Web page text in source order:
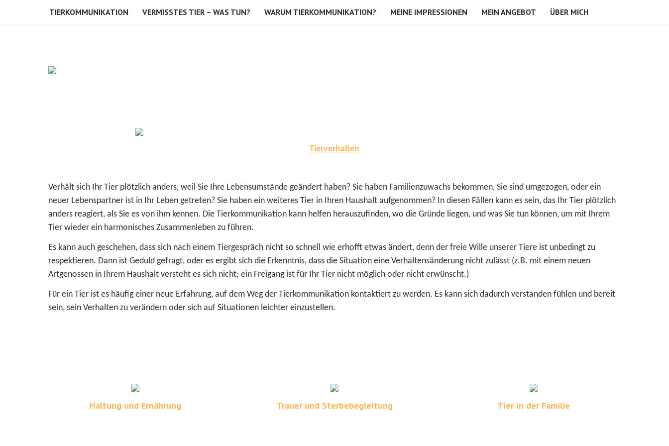
TIERKOMMUNIKATION VERMISSTES TIER – WAS TUN? WARUM TIERKOMMUNIKATION? MEINE IMPRESSIONEN MEIN ANGEBOT ÜBER MICH
Tierverhalten
Verhält sich Ihr Tier plötzlich anders, weil Sie Ihre Lebensumstände geändert haben? Sie haben Familienzuwachs bekommen, Sie sind umgezogen, oder ein
neuer Lebenspartner ist in Ihr Leben getreten? Sie haben ein weiteres Tier in Ihren Haushalt aufgenommen? In diesen Fällen kann es sein, das Ihr Tier plötzlich
anders reagiert, als Sie es von ihm kennen. Die Tierkommunikation kann helfen herauszufinden, wo die Gründe liegen, und was Sie tun können, um mit Ihrem
Tier wieder ein harmonisches Zusammenleben zu führen.
Es kann auch geschehen, dass sich nach einem Tiergespräch nicht so schnell wie erhofft etwas ändert, denn der freie Wille unserer Tiere ist unbedingt zu
respektieren. Dann ist Geduld gefragt, oder es ergibt sich die Erkenntnis, dass die Situation eine Verhaltensänderung nicht zulässt (z.B. mit einem neuen
Artgenossen in Ihrem Haushalt versteht es sich nicht; ein Freigang ist für Ihr Tier nicht möglich oder nicht erwünscht.)
Für ein Tier ist es häufig einer neue Erfahrung, auf dem Weg der Tierkommunikation kontaktiert zu werden. Es kann sich dadurch verstanden fühlen und bereit
sein, sein Verhalten zu verändern oder sich auf Situationen leichter einzustellen.
Haltung und Ernährung Trauer und Sterbebegleitung Tier in der Familie